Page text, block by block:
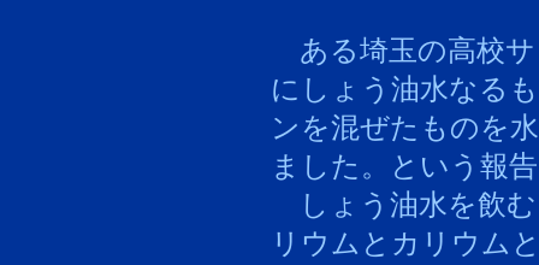
ある埼玉の高校サ
にしょう油水なる
ンを混ぜたものを
ました。という報
しょう油水を飲
リウムとカリウム